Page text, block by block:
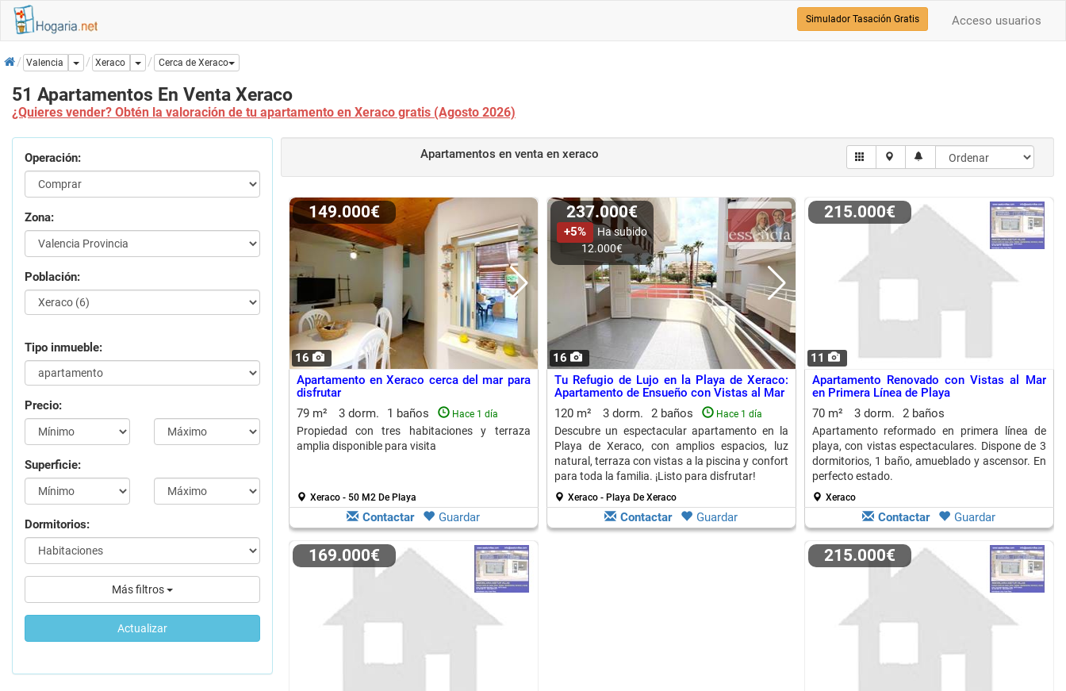
Acceso usuarios
Simulador Tasación Gratis
InicioValencia Dropdown
Xeraco Dropdown
Cerca de Xeraco
51 Apartamentos En Venta Xeraco
¿Quieres vender? Obtén la valoración de tu apartamento en Xeraco gratis (Agosto 2026)
Operación:
Zona:
Población:
Tipo inmueble:
Precio:
Superficie:
Dormitorios:
Más filtros
Actualizar
Apartamentos en ventaen xeraco
16
149.000€
Apartamento en Xeraco cerca del mar para
disfrutar
79 m²
3 dorm. 1 baños Hace 1 día
Propiedad con tres habitaciones y terraza
amplia disponible para visita
Xeraco - 50 M2 De Playa
Contactar Guardar
16
237.000€
+5%
Ha subido
12.000€
Tu Refugio de Lujo en la Playa de Xeraco:
Apartamento de Ensueño con Vistas al Mar
120 m²
3 dorm. 2 baños Hace 1 día
Descubre un espectacular apartamento en la
Playa de Xeraco, con amplios espacios, luz
natural, terraza con vistas a la piscina y confort
para toda la familia. ¡Listo para disfrutar!
Xeraco - Playa De Xeraco
Contactar Guardar
11
215.000€
Apartamento Renovado con Vistas al Mar
en Primera Línea de Playa
70 m²
3 dorm. 2 baños
Apartamento reformado en primera línea de
playa, con vistas espectaculares. Dispone de 3
dormitorios, 1 baño, amueblado y ascensor. En
perfecto estado.
Xeraco
Contactar Guardar
169.000€ 215.000€